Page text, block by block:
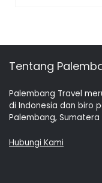
Tentang
Palembang Travel
di Indonesia dan biro
Palembang, Sumatera
Hubungi Kami